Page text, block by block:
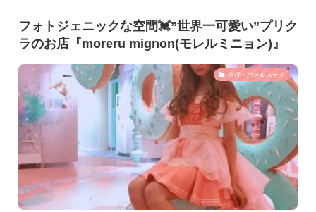
フォトジェニックな空間💓”世界一可愛い”プリク
ラのお店『moreru mignon(モレルミニョン)』
旅行・ホテルステイ